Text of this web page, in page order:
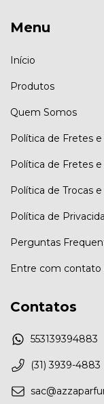
Menu
Início
Produtos
Quem Somos
Política de Fretes
Política de Fretes
Política de Trocas
Política de
Perguntas
Entre com contato
Contatos
553139394883
(31) 3939-4883